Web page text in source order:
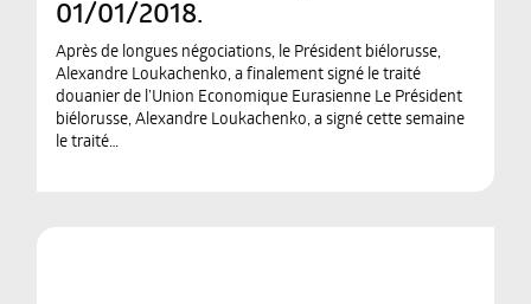
01/01/2018.
Après de longues négociations, le Président biélorusse,
Alexandre Loukachenko, a finalement signé le traité
douanier de l’Union Economique Eurasienne Le Président
biélorusse, Alexandre Loukachenko, a signé cette semaine
le traité…